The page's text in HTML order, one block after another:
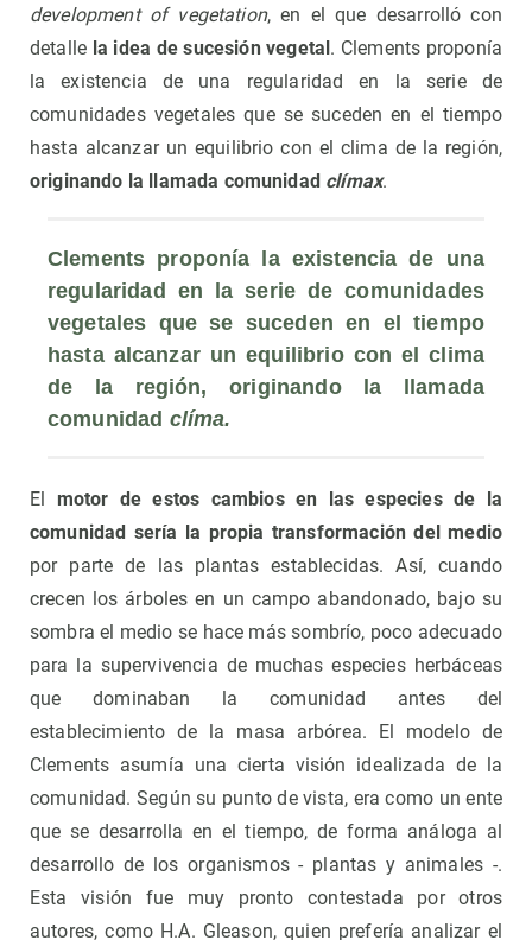
development of vegetation, en el que desarrolló con
detalle la idea de sucesión vegetal . Clements proponía
la existencia de una regularidad en la serie de
comunidades vegetales que se suceden en el tiempo
hasta alcanzar un equilibrio con el clima de la región,
originando la llamada comunidad clímax.
Clements proponía la existencia de una
regularidad en la serie de comunidades
vegetales que se suceden en el tiempo
hasta alcanzar un equilibrio con el clima
de la región, originando la llamada
comunidad clíma.
El motor de estos cambios en las especies de la
comunidad sería la propia transformación del medio
por parte de las plantas establecidas. Así, cuando
crecen los árboles en un campo abandonado, bajo su
sombra el medio se hace más sombrío, poco adecuado
para la supervivencia de muchas especies herbáceas
que dominaban la comunidad antes del
establecimiento de la masa arbórea. El modelo de
Clements asumía una cierta visión idealizada de la
comunidad. Según su punto de vista, era como un ente
que se desarrolla en el tiempo, de forma análoga al
desarrollo de los organismos - plantas y animales -.
Esta visión fue muy pronto contestada por otros
autores, como H.A. Gleason, quien prefería analizar el